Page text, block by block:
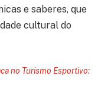
e saberes, que
cultural do
no Turismo Esportivo: